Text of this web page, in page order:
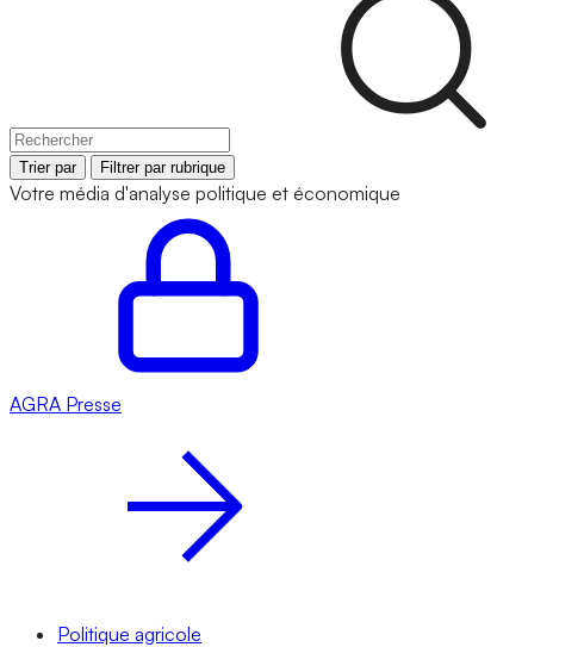
Trier par Filtrer par rubrique
Votre média d'analyse politique et économique
AGRA Presse
Politique agricole